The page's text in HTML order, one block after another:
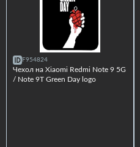
F954824
Чехол на Xiaomi Redmi Note 9 5G
/ Note 9T Green Day logo